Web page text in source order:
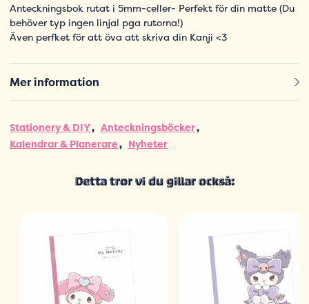
Anteckningsbok rutat i 5mm-celler- Perfekt för din matte (Du
behöver typ ingen linjal pga rutorna!)
Även perfket för att öva att skriva din Kanji <3
Mer information
Stationery & DIY
Anteckningsböcker
Kalendrar & Planerare
Nyheter
Detta tror vi du gillar också: